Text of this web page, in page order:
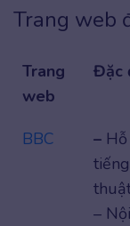
Trang web
Trang
web
Đặc
BBC –
–